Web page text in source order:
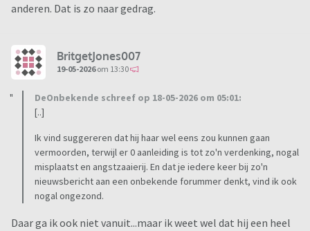
anderen. Dat is zo naar gedrag.
BritgetJones007
19-05-2026om 13:30
DeOnbekende schreef op 18-05-2026 om 05:01:
[..]
Ik vind suggereren dat hij haar wel eens zou kunnen gaan
vermoorden, terwijl er 0 aanleiding is tot zo'n verdenking, nogal
misplaatst en angstzaaierij. En dat je iedere keer bij zo'n
nieuwsbericht aan een onbekende forummer denkt, vind ik ook
nogal ongezond.
Daar ga ik ook niet vanuit...maar ik weet wel dat hij een heel